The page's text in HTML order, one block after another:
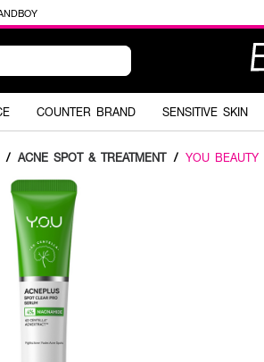
COUNTER BRAND SENSITIVE SKIN
/ ACNE SPOT & TREATMENT / YOU BEAUTY